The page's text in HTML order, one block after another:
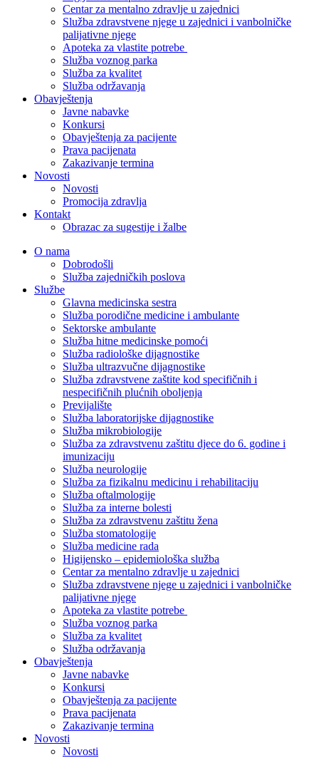
Centar za mentalno zdravlje u zajednici
Služba zdravstvene njege u zajednici i vanbolničke
palijativne njege
Apoteka za vlastite potrebe
Služba voznog parka
Služba za kvalitet
Služba održavanja
Obavještenja
Javne nabavke
Konkursi
Obavještenja za pacijente
Prava pacijenata
Zakazivanje termina
Novosti
Novosti
Promocija zdravlja
Kontakt
Obrazac za sugestije i žalbe
O nama
Dobrodošli
Služba zajedničkih poslova
Službe
Glavna medicinska sestra
Služba porodične medicine i ambulante
Sektorske ambulante
Služba hitne medicinske pomoći
Služba radiološke dijagnostike
Služba ultrazvučne dijagnostike
Služba zdravstvene zaštite kod specifičnih i
nespecifičnih plućnih oboljenja
Previjalište
Služba laboratorijske dijagnostike
Služba mikrobiologije
Služba za zdravstvenu zaštitu djece do 6. godine i
imunizaciju
Služba neurologije
Služba za fizikalnu medicinu i rehabilitaciju
Služba oftalmologije
Služba za interne bolesti
Služba za zdravstvenu zaštitu žena
Služba stomatologije
Služba medicine rada
Higijensko – epidemiološka služba
Centar za mentalno zdravlje u zajednici
Služba zdravstvene njege u zajednici i vanbolničke
palijativne njege
Apoteka za vlastite potrebe
Služba voznog parka
Služba za kvalitet
Služba održavanja
Obavještenja
Javne nabavke
Konkursi
Obavještenja za pacijente
Prava pacijenata
Zakazivanje termina
Novosti
Novosti